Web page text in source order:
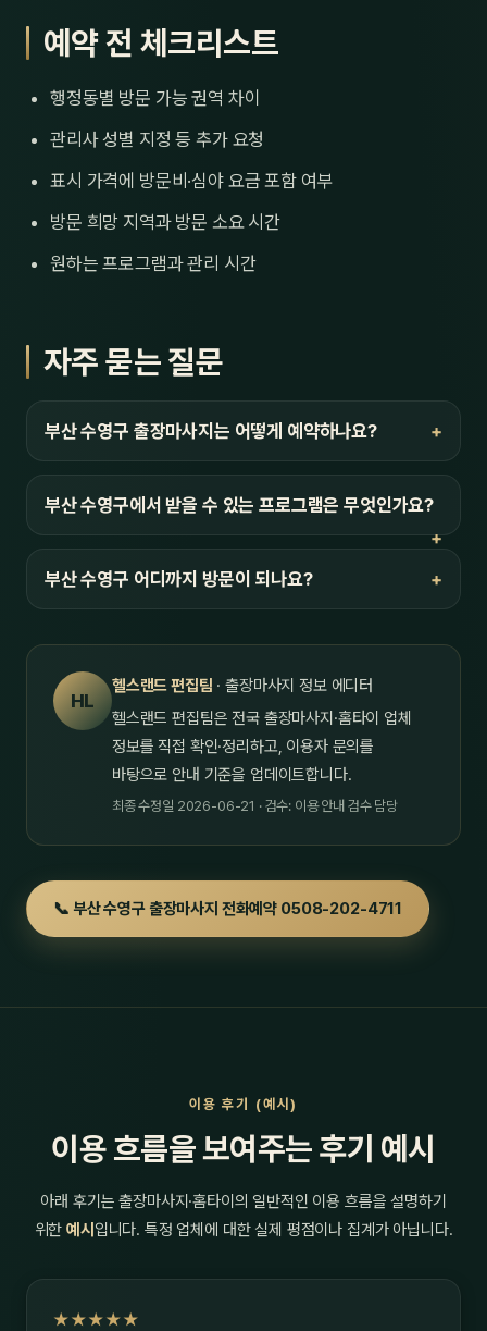
예약 전 체크리스트
행정동별 방문 가능 권역 차이
관리사 성별 지정 등 추가 요청
표시 가격에 방문비·심야 요금 포함 여부
방문 희망 지역과 방문 소요 시간
원하는 프로그램과 관리 시간
자주 묻는 질문
부산 수영구 출장마사지는 어떻게 예약하나요?
부산 수영구에서 받을 수 있는 프로그램은 무엇인가요?
부산 수영구 어디까지 방문이 되나요?
HL
헬스랜드 편집팀 · 출장마사지 정보 에디터
헬스랜드 편집팀은 전국 출장마사지·홈타이 업체
정보를 직접 확인·정리하고, 이용자 문의를
바탕으로 안내 기준을 업데이트합니다.
최종 수정일 2026-06-21 · 검수: 이용 안내 검수 담당
📞 부산 수영구 출장마사지 전화예약 0508-202-4711
이용 후기 (예시)
이용 흐름을 보여주는 후기 예시
아래 후기는 출장마사지·홈타이의 일반적인 이용 흐름을 설명하기
위한예시 입니다. 특정 업체에 대한 실제 평점이나 집계가 아닙니다.
★★★★★